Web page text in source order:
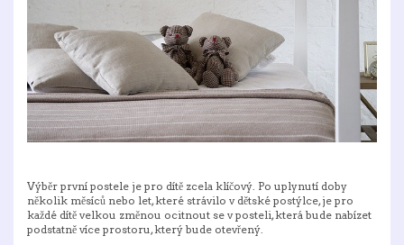
Výběr první postele je pro dítě zcela klíčový. Po uplynutí doby
několik měsíců nebo let, které strávilo v dětské postýlce, je pro
každé dítě velkou změnou ocitnout se v posteli, která bude nabízet
podstatně více prostoru, který bude otevřený.